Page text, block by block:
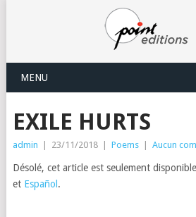
MENU
EXILE HURTS
admin 23/11/2018 Poems Aucun
Désolé, cet article est seulement
et Español .